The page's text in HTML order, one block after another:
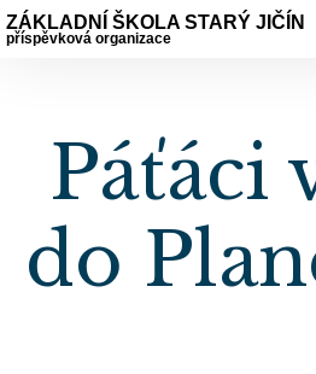
ZÁKLADNÍ ŠKOLA STARÝ JIČÍN
příspěvková organizace
Páťáci
do